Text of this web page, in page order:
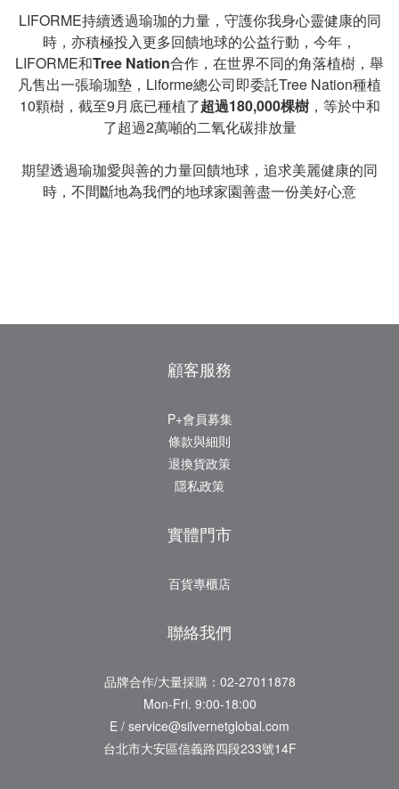
LIFORME持續透過瑜珈的力量，守護你我身心靈健康的同
時，亦積極投入更多回饋地球的公益行動，今年，
LIFORME和Tree Nation合作，在世界不同的角落植樹，舉
凡售出一張瑜珈墊，Liforme總公司即委託Tree Nation種植
10顆樹，截至9月底已種植了超過180,000棵樹，等於中和
了超過2萬噸的二氧化碳排放量
期望透過瑜珈愛與善的力量回饋地球，追求美麗健康的同
時，不間斷地為我們的地球家園善盡一份美好心意
顧客服務
P+會員募集
條款與細則
退換貨政策
隱私政策
實體門市
百貨專櫃店
聯絡我們
品牌合作/大量採購：02-27011878
Mon-Fri. 9:00-18:00
E / service@silvernetglobal.com
台北市大安區信義路四段233號14F